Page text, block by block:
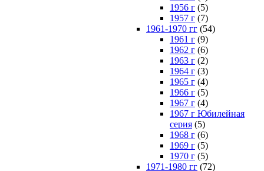
1956 г (5)
1957 г (7)
1961-1970 гг (54)
1961 г (9)
1962 г (6)
1963 г (2)
1964 г (3)
1965 г (4)
1966 г (5)
1967 г (4)
1967 г Юбилейная
серия (5)
1968 г (6)
1969 г (5)
1970 г (5)
1971-1980 гг (72)